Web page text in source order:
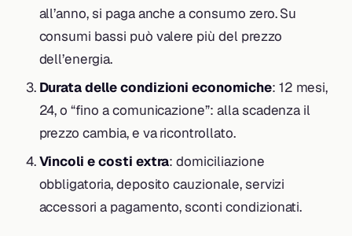
all’anno, si paga anche a consumo zero. Su
consumi bassi può valere più del prezzo
dell’energia.
Durata delle condizioni economiche: 12 mesi,
24, o “fino a comunicazione”: alla scadenza il
prezzo cambia, e va ricontrollato.
Vincoli e costi extra: domiciliazione
obbligatoria, deposito cauzionale, servizi
accessori a pagamento, sconti condizionati.